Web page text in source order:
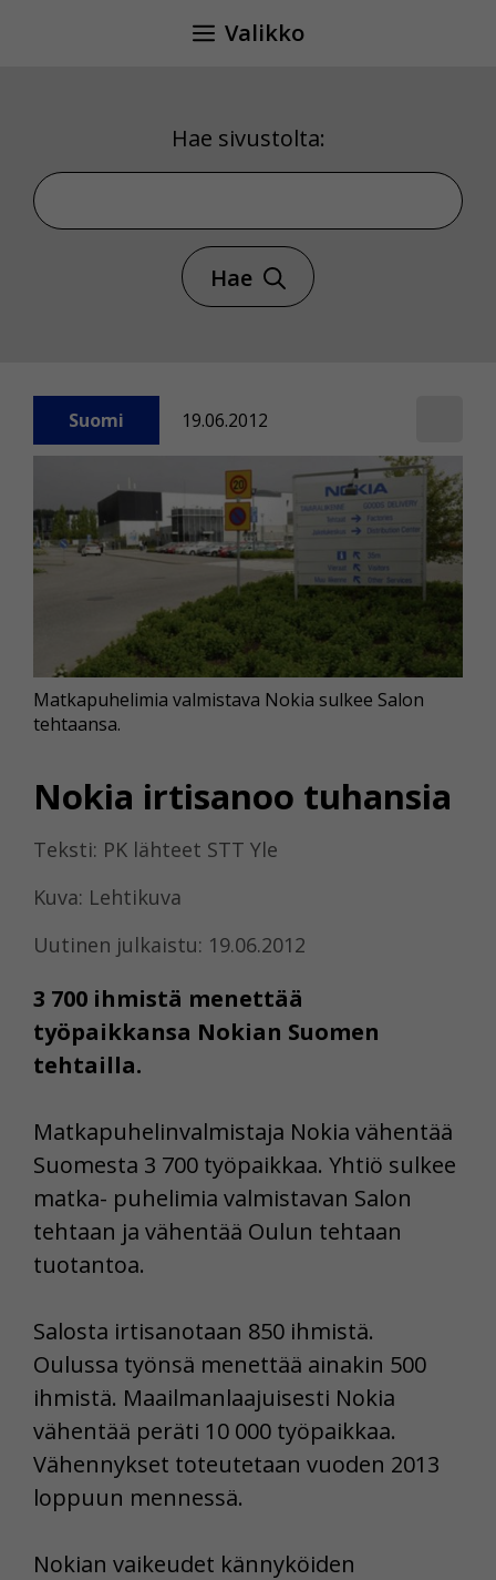
Valikko
Hae sivustolta:
Hae sivustolta
Hae
Suomi 19.06.2012
Nokia irtisanoo tuhansia
Teksti: PK lähteet STT Yle
Kuva: Lehtikuva
Uutinen julkaistu: 19.06.2012
3 700 ihmistä menettää
työpaikkansa Nokian Suomen
tehtailla.
Matkapuhelimia valmistava Nokia sulkee Salon
tehtaansa.
Matkapuhelinvalmistaja Nokia vähentää
Suomesta 3 700 työpaikkaa. Yhtiö sulkee
matka- puhelimia valmistavan Salon
tehtaan ja vähentää Oulun tehtaan
tuotantoa.
Salosta irtisanotaan 850 ihmistä.
Oulussa työnsä menettää ainakin 500
ihmistä. Maailmanlaajuisesti Nokia
vähentää peräti 10 000 työpaikkaa.
Vähennykset toteutetaan vuoden 2013
loppuun mennessä.
Nokian vaikeudet kännyköiden